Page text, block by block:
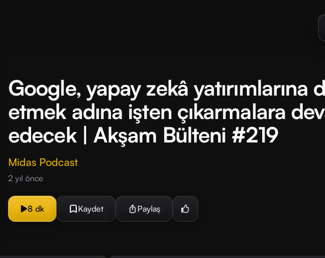
Google, yapay zekâ yatırımlarına
etmek adına işten çıkarmalara
edecek | Akşam Bülteni #219
Midas Podcast
2 yıl önce
8 dk Kaydet Paylaş